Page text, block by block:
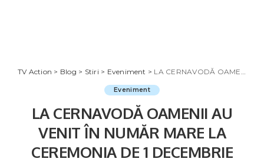
TV Action > Blog > Stiri > Eveniment > LA CERNAVODĂ OAMENII AU VENIT ÎN NUMĂR MARE LA CEREMONIA DE 1 DECEMBRIE
Eveniment
LA CERNAVODĂ OAMENII AU
VENIT ÎN NUMĂR MARE LA
CEREMONIA DE 1 DECEMBRIE